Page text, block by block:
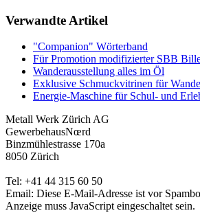
Verwandte Artikel
"Companion" Wörterband
Für Promotion modifizierter SBB
Wanderausstellung alles im Öl
Exklusive Schmuckvitrinen für
Energie-Maschine für Schul- und
Metall Werk Zürich AG
GewerbehausNœrd
Binzmühlestrasse 170a
8050 Zürich
Tel: +41 44 315 60 50
Email: Diese E-Mail-Adresse ist vor
Anzeige muss JavaScript eingeschaltet sein.